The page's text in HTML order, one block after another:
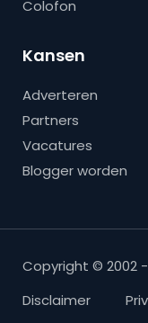
Colofon
Kansen
Adverteren
Partners
Vacatures
Blogger worden
Copyright © 2002
Disclaimer